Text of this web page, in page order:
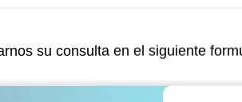
su consulta en el siguiente